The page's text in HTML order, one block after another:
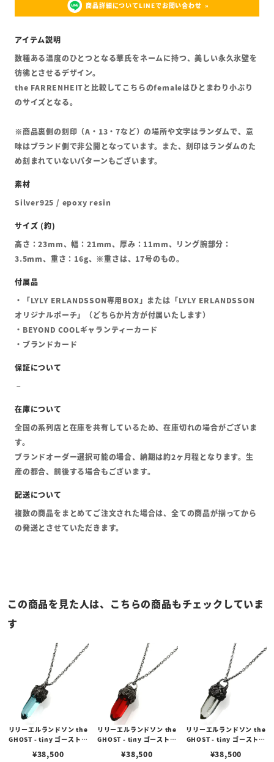
商品詳細についてLINEでお問い合わせ
数種ある温度のひとつとなる華氏をネームに持つ、美しい永久氷壁を
彷彿とさせるデザイン。
the FARRENHEITと比較してこちらのfemaleはひとまわり小ぶり
のサイズとなる。
※商品裏側の刻印（A・13・7など）の場所や文字はランダムで、意
味はブランド側で非公開となっています。また、刻印はランダムのた
め刻まれていないパターンもございます。
Silver925 / epoxy resin
高さ：23mm、幅：21mm、厚み：11mm、リング腕部分：
3.5mm、重さ：16g、※重さは、17号のもの。
・「LYLY ERLANDSSON専用BOX」または「LYLY ERLANDSSON
オリジナルポーチ」（どちらか片方が付属いたします）
・BEYOND COOLギャランティーカード
・ブランドカード
全国の系列店と在庫を共有しているため、在庫切れの場合がございま
す。
ブランドオーダー選択可能の場合、納期は約2ヶ月程となります。生
産の都合、前後する場合もございます。
複数の商品をまとめてご注文された場合は、全ての商品が揃ってから
の発送とさせていただきます。
この商品を見た人は、こちらの商品もチェックしていま
す
リリーエルランドソン the
GHOST - tiny ゴーストタ
ブルー オーバルチェーンセ
¥38,500
リリーエルランドソン the
GHOST - tiny ゴーストタ
オーバルチェーンセット
¥38,500
リリーエルランドソン the
GHOST - tiny ゴーストタ
オーバルチェーンセット
¥38,500